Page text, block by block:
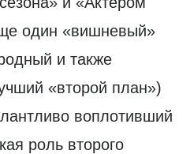
один «вишневый»
и также
«второй план»)
воплотивший
роль второго